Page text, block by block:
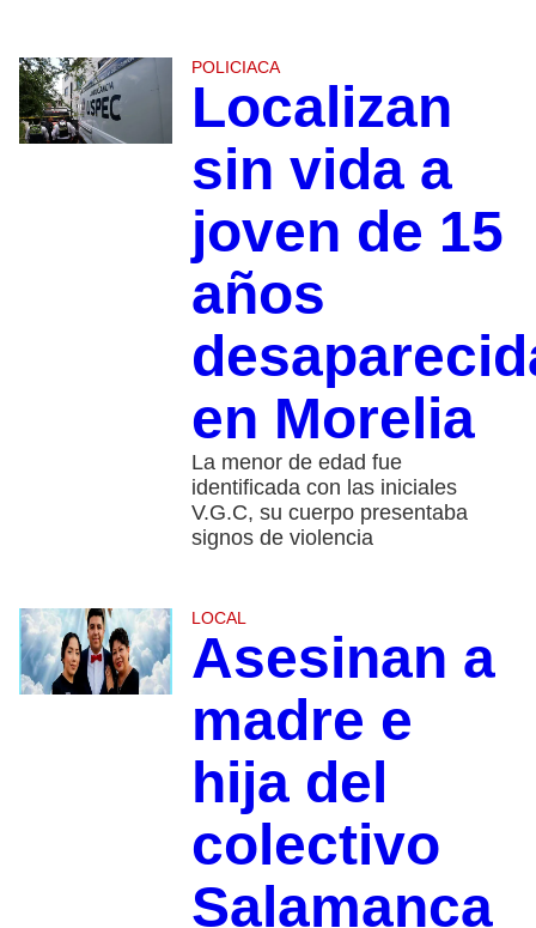
POLICIACA
Localizan
sin vida a
joven de 15
años
en Morelia
La menor de edad fue
identificada con las iniciales
V.G.C, su cuerpo presentaba
signos de violencia
LOCAL
Asesinan a
madre e
hija del
colectivo
Salamanca